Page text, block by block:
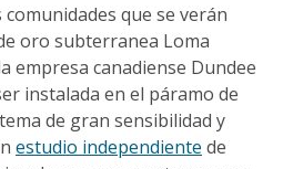
comunidades que se verán
oro subterranea Loma
empresa canadiense Dundee
instalada en el páramo de
de gran sensibilidad y
estudio independiente de